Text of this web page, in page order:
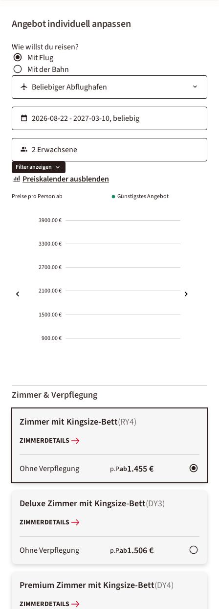
Angebot individuell anpassen
Wie willst du reisen?
Mit Flug
Mit der Bahn
Filter anzeigen
Preiskalender ausblenden
Preise pro Person ab Günstigstes Angebot
3900.00 €
3300.00 €
2700.00 €
2100.00 €
1500.00 €
900.00 €
01-02
Zimmer & Verpflegung
Zimmer mit Kingsize-Bett(RY4)
ZIMMERDETAILS
Ohne Verpflegung p.P.ab1.455 €
Deluxe Zimmer mit Kingsize-Bett(DY3)
ZIMMERDETAILS
Ohne Verpflegung p.P.ab1.506 €
Premium Zimmer mit Kingsize-Bett(DY4)
ZIMMERDETAILS